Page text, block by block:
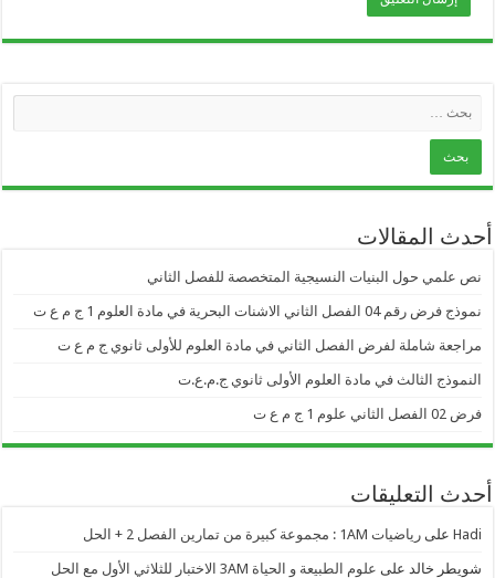
أحدث المقالات
نص علمي حول البنيات النسيجية المتخصصة للفصل الثاني
نموذج فرض رقم 04 الفصل الثاني الاشنات البحرية في مادة العلوم 1 ج م ع ت
مراجعة شاملة لفرض الفصل الثاني في مادة العلوم للأولى ثانوي ج م ع ت
النموذج الثالث في مادة العلوم الأولى ثانوي ج.م.ع.ت
فرض 02 الفصل الثاني علوم 1 ج م ع ت
أحدث التعليقات
Hadi علىرياضيات 1AM : مجموعة كبيرة من تمارين الفصل 2 + الحل
شويطر خالد على علوم الطبيعة و الحياة 3AM الاختبار للثلاثي الأول مع الحل